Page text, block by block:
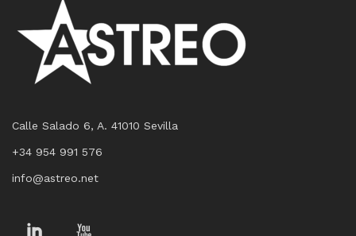
Calle Salado 6, A. 41010 Sevilla
+34 954 991 576
info@astreo.net
Linkedin